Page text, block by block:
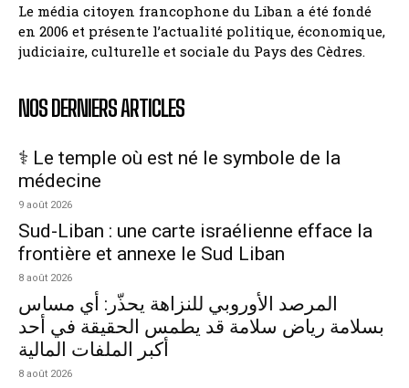
Le média citoyen francophone du Liban a été fondé
en 2006 et présente l’actualité politique, économique,
judiciaire, culturelle et sociale du Pays des Cèdres.
NOS DERNIERS ARTICLES
⚕️ Le temple où est né le symbole de la
médecine
9 août 2026
Sud-Liban : une carte israélienne efface la
frontière et annexe le Sud Liban
8 août 2026
المرصد الأوروبي للنزاهة يحذّر: أي مساس
بسلامة رياض سلامة قد يطمس الحقيقة في أحد
أكبر الملفات المالية
8 août 2026